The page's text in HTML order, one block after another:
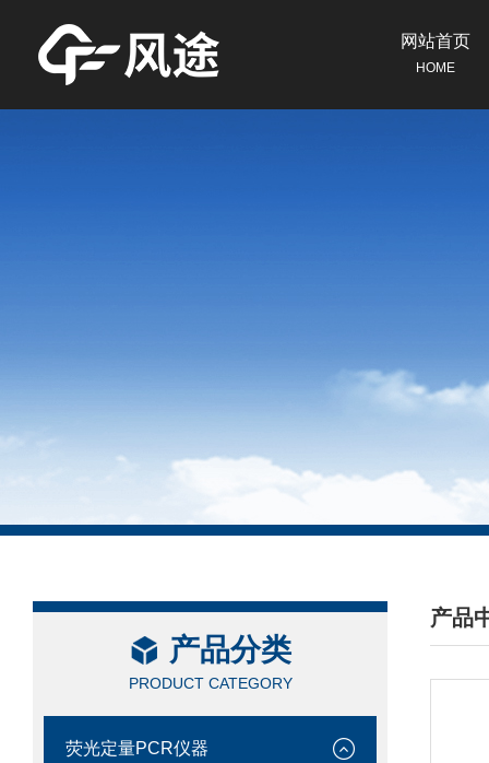
网站首页
HOME
产品分类
PRODUCT CATEGORY
荧光定量PCR仪器
产品
/